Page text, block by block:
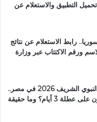
التطبيق والاستعلام عن
التاسع 2026 سوريا.. رابط الاستعلام عن نتائج
ورقم الاكتتاب عبر وزارة
موعد إجازة المولد النبوي الشريف 2026 في مصر..
هل يحصل الموظفون على عطلة 3 أيام؟ وما حقيقة